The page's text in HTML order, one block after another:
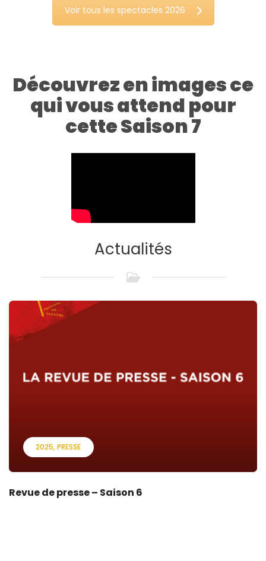
Voir tous les spectacles 2026
Découvrez en images ce
qui vous attend pour
cette Saison 7
Actualités
2025 PRESSE
Revue de presse – Saison 6